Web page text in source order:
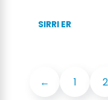
SIRRI ER
← 1 2